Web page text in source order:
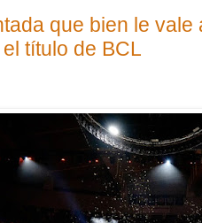
que bien le vale
título de BCL